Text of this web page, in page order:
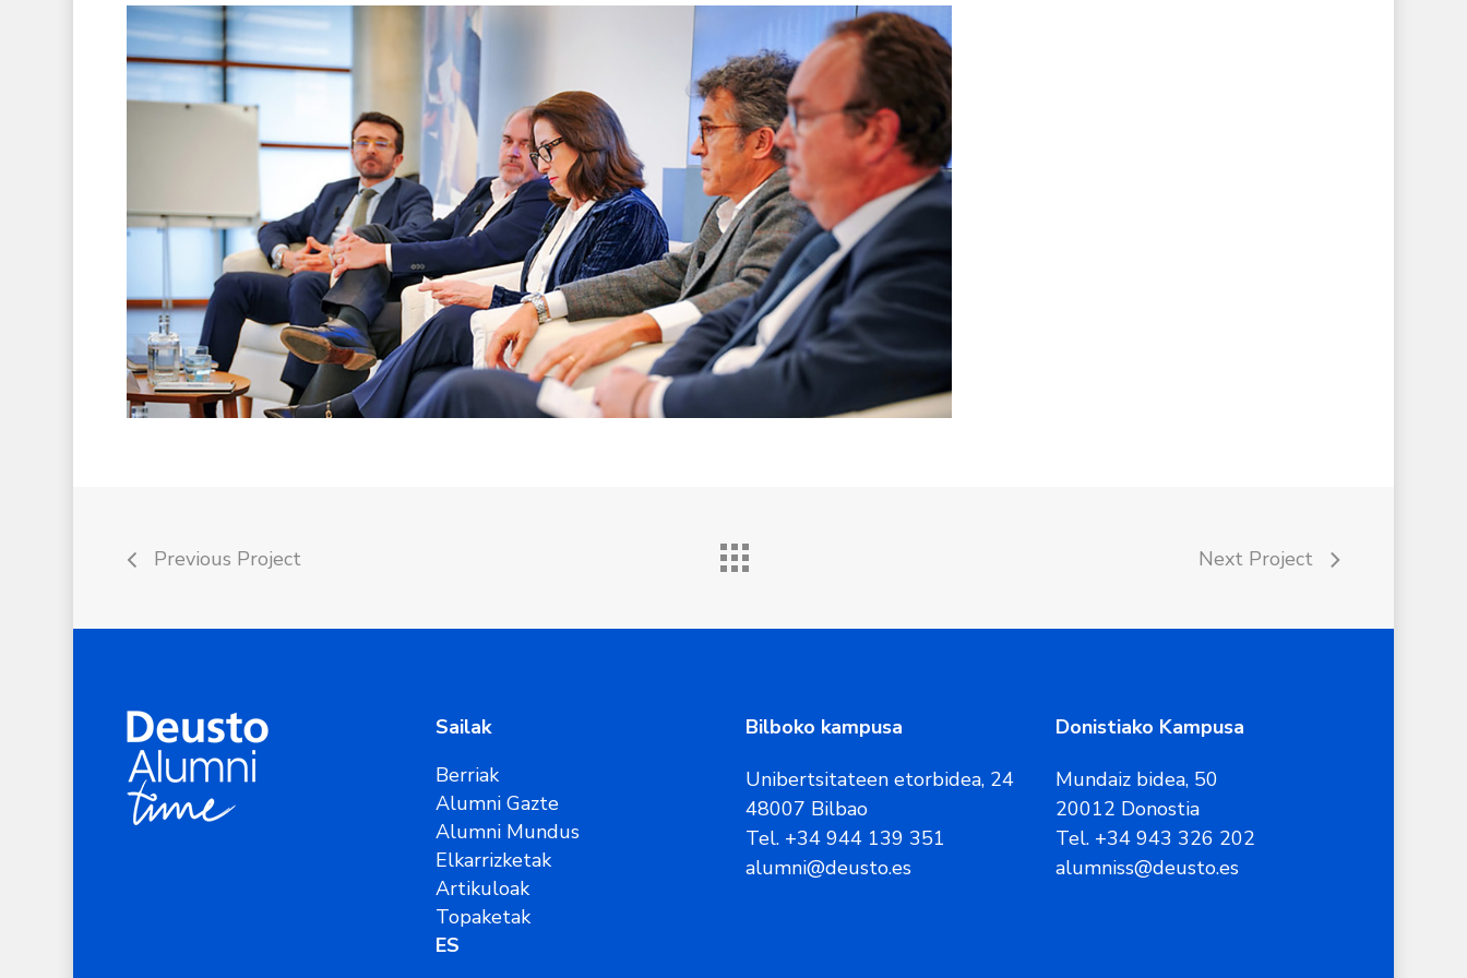
Previous Project Next Project
Sailak
Berriak
Alumni Gazte
Alumni Mundus
Elkarrizketak
Artikuloak
Topaketak
ES
Bilboko kampusa
Unibertsitateen etorbidea, 24
48007 Bilbao
Tel. +34 944 139 351
alumni@deusto.es
Donistiako Kampusa
Mundaiz bidea, 50
20012 Donostia
Tel. +34 943 326 202
alumniss@deusto.es